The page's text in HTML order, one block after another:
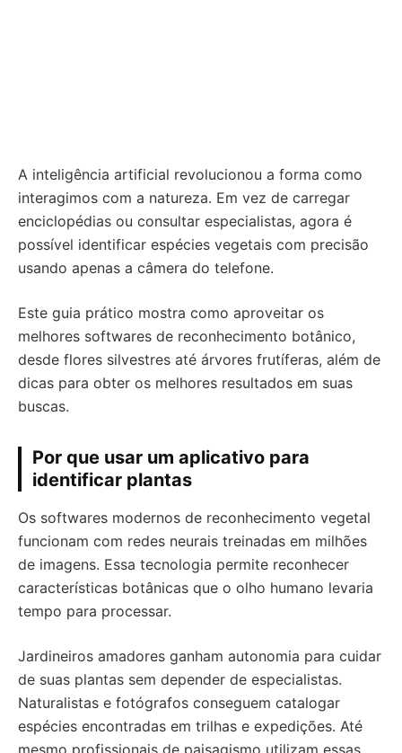
A inteligência artificial revolucionou a forma como
interagimos com a natureza. Em vez de carregar
enciclopédias ou consultar especialistas, agora é
possível identificar espécies vegetais com precisão
usando apenas a câmera do telefone.
Este guia prático mostra como aproveitar os
melhores softwares de reconhecimento botânico,
desde flores silvestres até árvores frutíferas, além de
dicas para obter os melhores resultados em suas
buscas.
Por que usar um aplicativo para
identificar plantas
Os softwares modernos de reconhecimento vegetal
funcionam com redes neurais treinadas em milhões
de imagens. Essa tecnologia permite reconhecer
características botânicas que o olho humano levaria
tempo para processar.
Jardineiros amadores ganham autonomia para cuidar
de suas plantas sem depender de especialistas.
Naturalistas e fotógrafos conseguem catalogar
espécies encontradas em trilhas e expedições. Até